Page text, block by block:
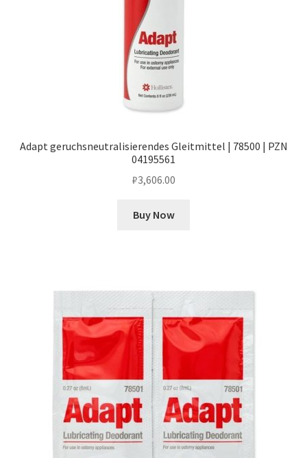
Adapt geruchsneutralisierendes Gleitmittel | 78500 | PZN
04195561
₽3,606.00
Buy Now